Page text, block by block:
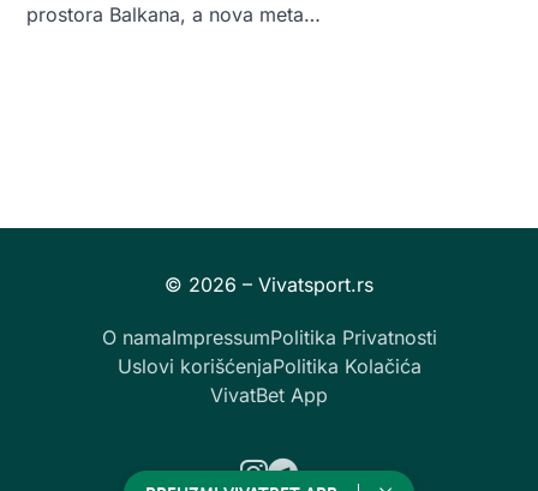
prostora Balkana, a nova meta…
O namaImpressumPolitika Privatnosti
Uslovi korišćenjaPolitika Kolačića
VivatBet App